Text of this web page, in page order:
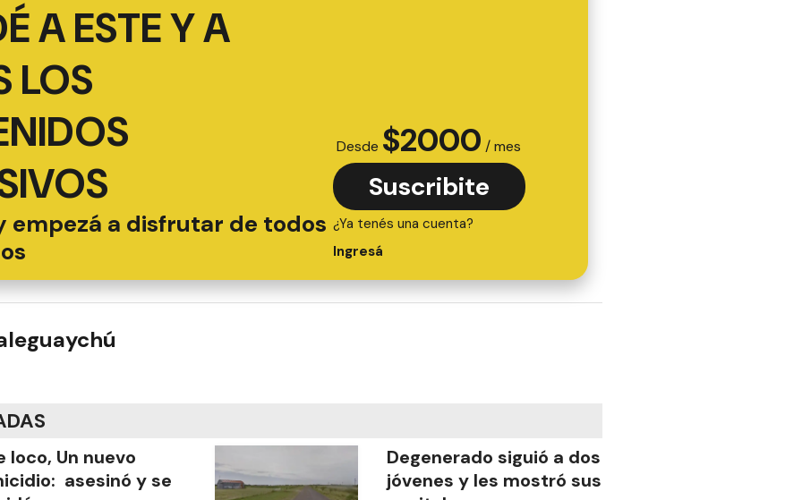
A ESTE Y A
LOS
empezá a disfrutar de todos
Desde $2000 / mes
Suscribite
¿Ya tenés una cuenta?
Ingresá
loco, Un nuevo
asesinó y se
Degenerado siguió a dos
jóvenes y les mostró sus